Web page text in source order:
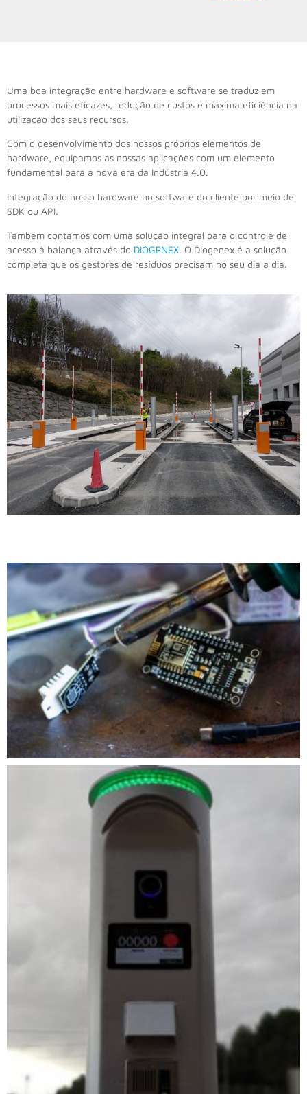
Uma boa integração entre hardware e software se traduz em
processos mais eficazes, redução de custos e máxima eficiência na
utilização dos seus recursos.
Com o desenvolvimento dos nossos próprios elementos de
hardware, equipamos as nossas aplicações com um elemento
fundamental para a nova era da Indústria 4.0.
Integração do nosso hardware no software do cliente por meio de
SDK ou API.
Também contamos com uma solução integral para o controle de
acesso à balança através do DIOGENEX. O Diogenex é a solução
completa que os gestores de resíduos precisam no seu dia a dia.